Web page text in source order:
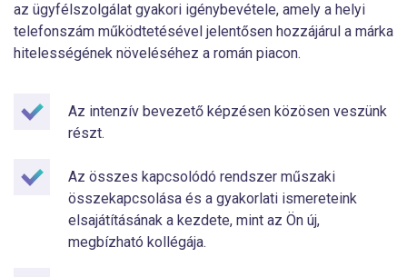
az ügyfélszolgálat gyakori igénybevétele, amely a helyi
telefonszám működtetésével jelentősen hozzájárul a márka
hitelességének növeléséhez a román piacon.
Az intenzív bevezető képzésen közösen veszünk
részt.
Az összes kapcsolódó rendszer műszaki
összekapcsolása és a gyakorlati ismereteink
elsajátításának a kezdete, mint az Ön új,
megbízható kollégája.